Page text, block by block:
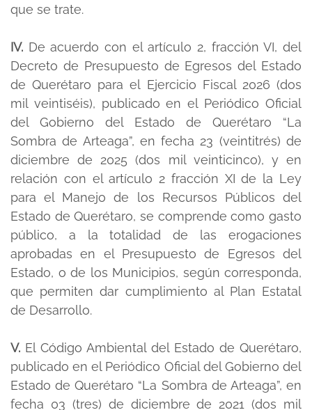
que se trate.
IV. De acuerdo con el artículo 2, fracción VI, del
Decreto de Presupuesto de Egresos del Estado
de Querétaro para el Ejercicio Fiscal 2026 (dos
mil veintiséis), publicado en el Periódico Oficial
del Gobierno del Estado de Querétaro “La
Sombra de Arteaga”, en fecha 23 (veintitrés) de
diciembre de 2025 (dos mil veinticinco), y en
relación con el artículo 2 fracción XI de la Ley
para el Manejo de los Recursos Públicos del
Estado de Querétaro, se comprende como gasto
público, a la totalidad de las erogaciones
aprobadas en el Presupuesto de Egresos del
Estado, o de los Municipios, según corresponda,
que permiten dar cumplimiento al Plan Estatal
de Desarrollo.
V. El Código Ambiental del Estado de Querétaro,
publicado en el Periódico Oficial del Gobierno del
Estado de Querétaro “La Sombra de Arteaga”, en
fecha 03 (tres) de diciembre de 2021 (dos mil